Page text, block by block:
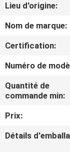
A
DE
NOUS
VISITE
D'USINE
Lieu d'origine:
Nom de marque:
Certification:
Numéro de
Quantité de
commande min:
Prix:
Détails